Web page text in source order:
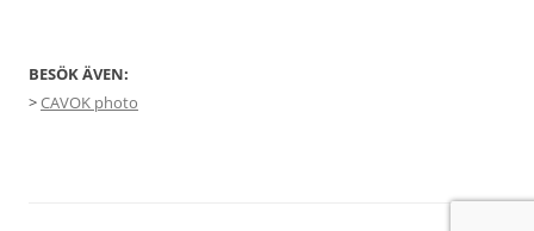
BESÖK ÄVEN:
>CAVOK photo